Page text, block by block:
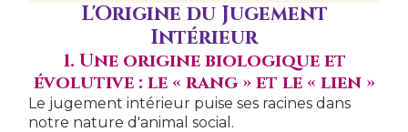
L'Origine du Jugement
Intérieur
1. Une origine biologique et
évolutive : le « rang » et le « lien »
Le jugement intérieur puise ses racines dans
notre nature d'animal social.